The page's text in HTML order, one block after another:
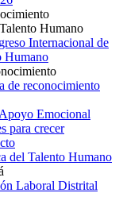
Humano
Internacional de
Humano
de reconocimiento
Emocional
para crecer
del Talento Humano
Laboral Distrital